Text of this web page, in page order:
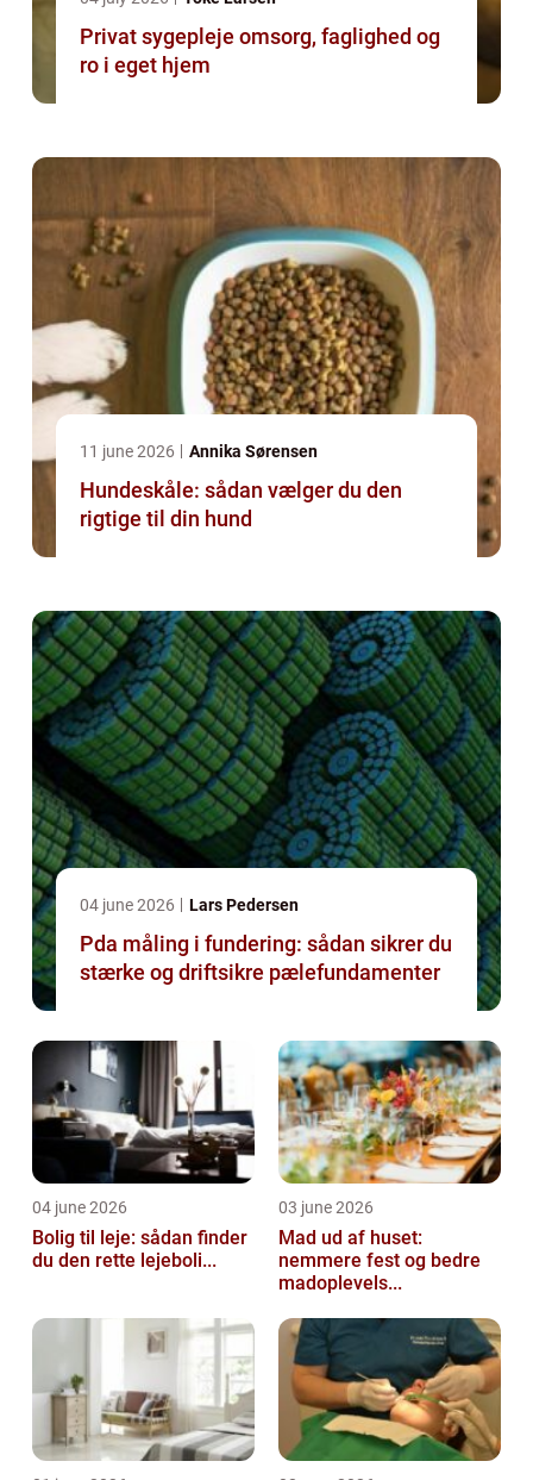
Privat sygepleje omsorg, faglighed og
ro i eget hjem
11 june 2026 Annika Sørensen
Hundeskåle: sådan vælger du den
rigtige til din hund
04 june 2026 Lars Pedersen
Pda måling i fundering: sådan sikrer du
stærke og driftsikre pælefundamenter
04 june 2026
Bolig til leje: sådan finder
du den rette lejeboli...
03 june 2026
Mad ud af huset:
nemmere fest og bedre
madoplevels...